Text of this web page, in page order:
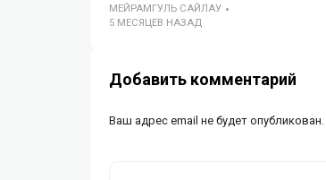
МЕЙРАМГУЛЬ САЙЛАУ
5 МЕСЯЦЕВ НАЗАД
Добавить комментарий
Ваш адрес email не будет опубликован.